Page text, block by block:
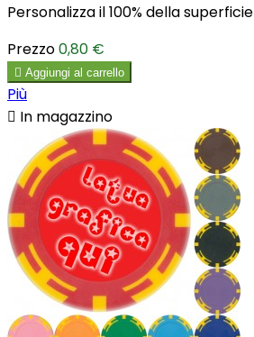
Personalizza il 100% della superficie
Prezzo0,80 €
 Aggiungi al carrello
Più
 In magazzino